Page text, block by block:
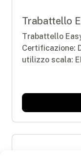
Trabattello
Trabattello
Certificazione:
utilizzo scala: